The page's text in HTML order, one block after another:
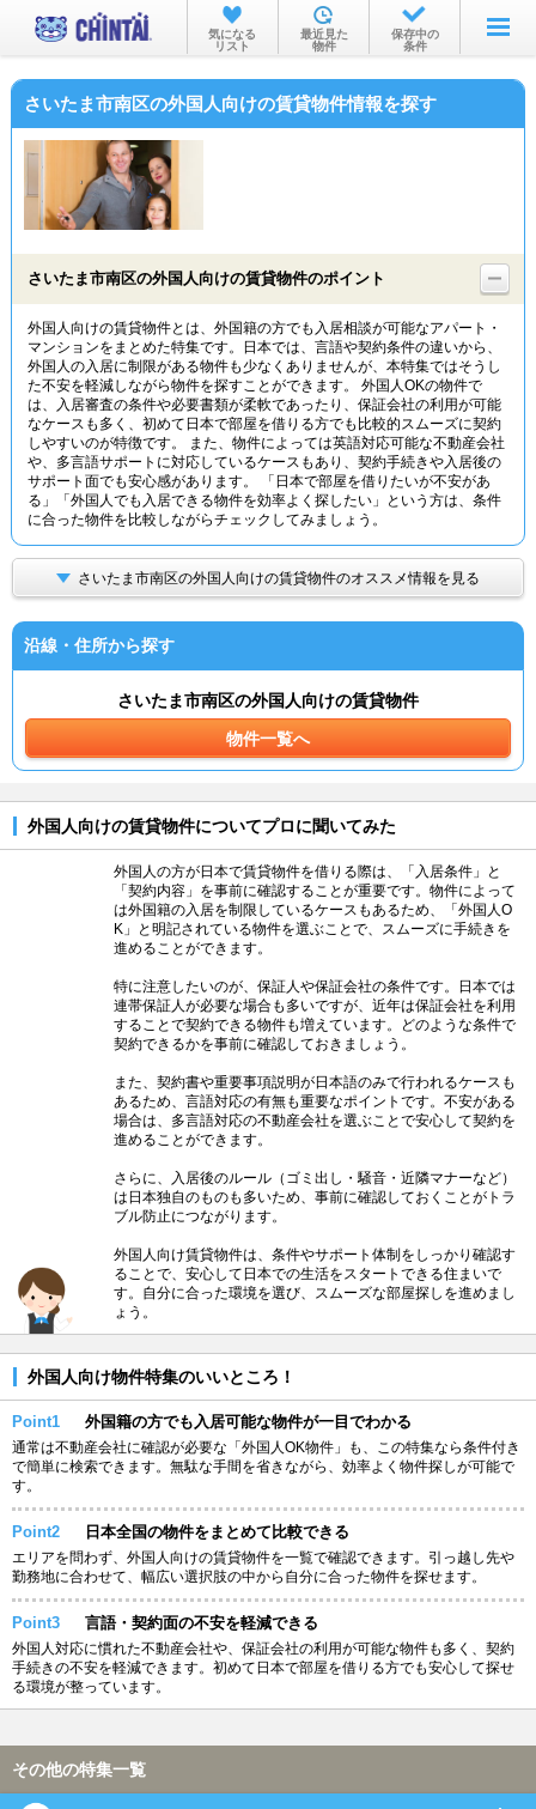
お部屋を探す
沿線・駅から
物件特集から
TOP
気になる
リスト
最近見た
物件
保存中の
条件
さいたま市南区の外国人向けの賃貸物件情報を探す
さいたま市南区の外国人向けの賃貸物件のポイント
外国人向けの賃貸物件とは、外国籍の方でも入居相談が可能なアパート・
マンションをまとめた特集です。日本では、言語や契約条件の違いから、
外国人の入居に制限がある物件も少なくありませんが、本特集ではそうし
た不安を軽減しながら物件を探すことができます。 外国人OKの物件で
は、入居審査の条件や必要書類が柔軟であったり、保証会社の利用が可能
なケースも多く、初めて日本で部屋を借りる方でも比較的スムーズに契約
しやすいのが特徴です。 また、物件によっては英語対応可能な不動産会社
や、多言語サポートに対応しているケースもあり、契約手続きや入居後の
サポート面でも安心感があります。 「日本で部屋を借りたいが不安があ
る」「外国人でも入居できる物件を効率よく探したい」という方は、条件
に合った物件を比較しながらチェックしてみましょう。
さいたま市南区の外国人向けの賃貸物件のオススメ情報を見る
沿線・住所から探す
さいたま市南区の外国人向けの賃貸物件
物件一覧へ
外国人向けの賃貸物件についてプロに聞いてみた
外国人の方が日本で賃貸物件を借りる際は、「入居条件」と
「契約内容」を事前に確認することが重要です。物件によって
は外国籍の入居を制限しているケースもあるため、「外国人O
K」と明記されている物件を選ぶことで、スムーズに手続きを
進めることができます。
特に注意したいのが、保証人や保証会社の条件です。日本では
連帯保証人が必要な場合も多いですが、近年は保証会社を利用
することで契約できる物件も増えています。どのような条件で
契約できるかを事前に確認しておきましょう。
また、契約書や重要事項説明が日本語のみで行われるケースも
あるため、言語対応の有無も重要なポイントです。不安がある
場合は、多言語対応の不動産会社を選ぶことで安心して契約を
進めることができます。
さらに、入居後のルール（ゴミ出し・騒音・近隣マナーなど）
は日本独自のものも多いため、事前に確認しておくことがトラ
ブル防止につながります。
外国人向け賃貸物件は、条件やサポート体制をしっかり確認す
ることで、安心して日本での生活をスタートできる住まいで
す。自分に合った環境を選び、スムーズな部屋探しを進めまし
ょう。
外国人向け物件特集のいいところ！
Point1 外国籍の方でも入居可能な物件が一目でわかる
通常は不動産会社に確認が必要な「外国人OK物件」も、この特集なら条件付き
で簡単に検索できます。無駄な手間を省きながら、効率よく物件探しが可能で
す。
Point2 日本全国の物件をまとめて比較できる
エリアを問わず、外国人向けの賃貸物件を一覧で確認できます。引っ越し先や
勤務地に合わせて、幅広い選択肢の中から自分に合った物件を探せます。
Point3 言語・契約面の不安を軽減できる
外国人対応に慣れた不動産会社や、保証会社の利用が可能な物件も多く、契約
手続きの不安を軽減できます。初めて日本で部屋を借りる方でも安心して探せ
る環境が整っています。
その他の特集一覧